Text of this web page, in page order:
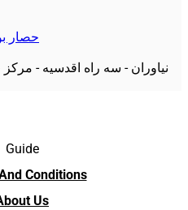
حصار
نیاوران - سه راه اقدسیه -
Guide
Conditions
Us